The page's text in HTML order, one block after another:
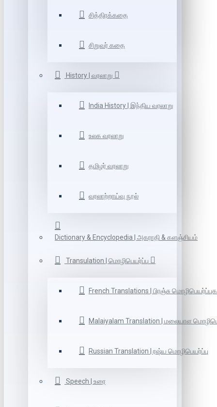
சித்திரக்கதை
சிறுவர் கதை
History | வரலாறு
India History | இந்திய வரலாறு
உலக வரலாறு
தமிழர் வரலாறு
வரலாற்றாய்வு நூல்
Dictionary & Encyclopedia | அகராதி & களஞ்சியம்
Transulation | மொழிபெயர்ப்பு
French Translations | பிரஞ்சு
Malaiyalam Translation | மலையாள
Russian Translation | ரஷ்ய மொழிபெயர்ப்பு
Speech | உரை